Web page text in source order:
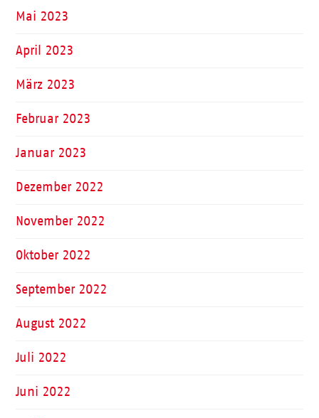
Mai 2023
April 2023
März 2023
Februar 2023
Januar 2023
Dezember 2022
November 2022
Oktober 2022
September 2022
August 2022
Juli 2022
Juni 2022